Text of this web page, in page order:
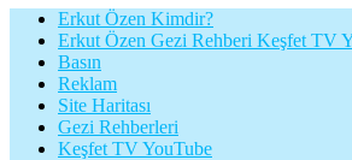
Erkut Özen Kimdir?
Erkut Özen Gezi Rehberi Keşfet TV
Basın
Reklam
Site Haritası
Gezi Rehberleri
Keşfet TV YouTube